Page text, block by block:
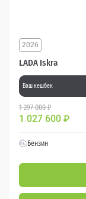
LADA Iskra
2026
Ваш кешбек
1 297 000 ₽
1 027 600 ₽
Бензин